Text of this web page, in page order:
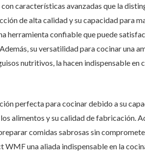
características avanzadas que la
de alta calidad y su capacidad para
herramienta confiable que puede
su versatilidad para cocinar una
nutritivos, la hacen indispensable en
perfecta para cocinar debido a su
alimentos y su calidad de fabricación.
comidas sabrosas sin
una aliada indispensable en la